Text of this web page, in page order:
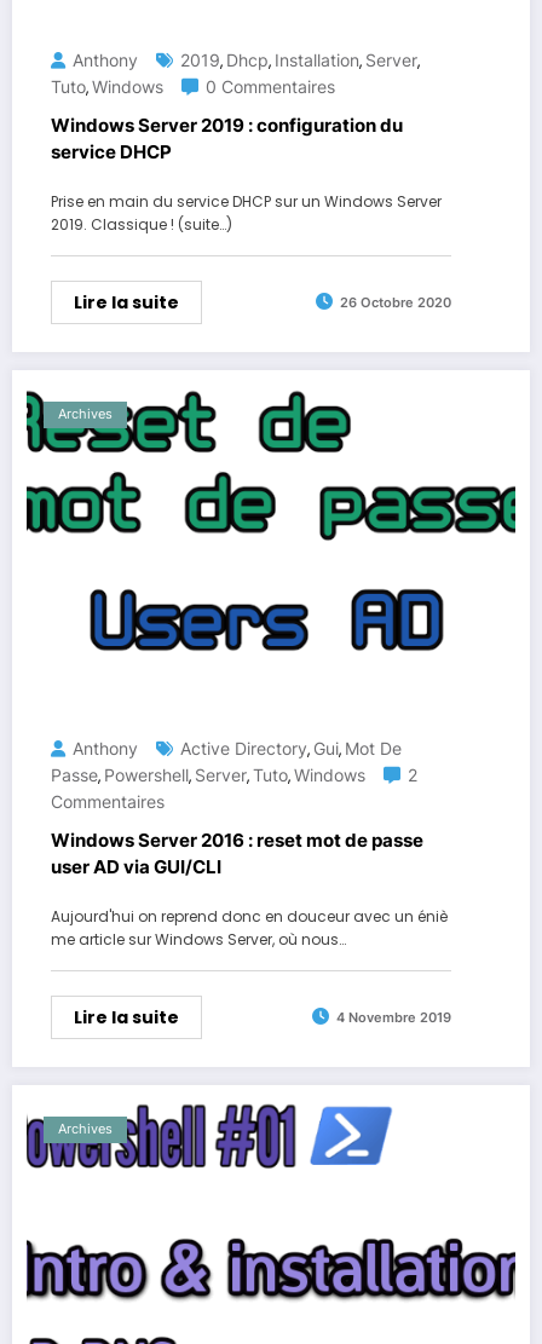
Anthony 2019, Dhcp, Installation, Server,
Tuto,Windows 0 Commentaires
Windows Server 2019 : configuration du
service DHCP
Prise en main du service DHCP sur un Windows Server
2019. Classique ! (suite…)
Lire la suite 26 Octobre 2020
Archives
Anthony Active Directory, Gui, Mot De
Passe, Powershell, Server,Tuto,Windows
2
Commentaires
Windows Server 2016 : reset mot de passe
user AD via GUI/CLI
Aujourd'hui on reprend donc en douceur avec un éniè
me article sur Windows Server, où nous…
Lire la suite 4 Novembre 2019
Archives